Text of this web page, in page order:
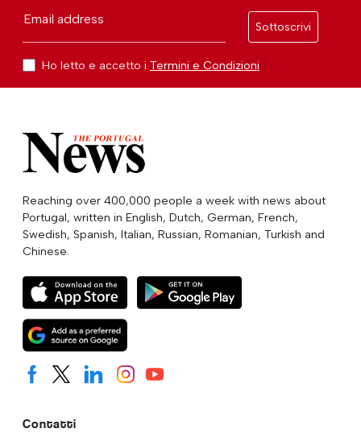
Email address
Sottoscrivi
Ho letto e accetto i Termini e Condizioni
Reaching over 400,000 people a week with news about
Portugal, written in English, Dutch, German, French,
Swedish, Spanish, Italian, Russian, Romanian, Turkish and
Chinese.
Contatti